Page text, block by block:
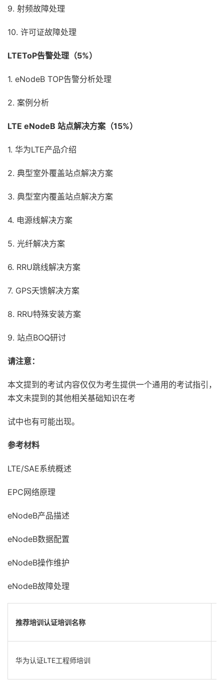
9. 射频故障处理
10. 许可证故障处理
LTEToP告警处理（5%）
1. eNodeB TOP告警分析处理
2. 案例分析
LTE eNodeB 站点解决方案（15%）
1. 华为LTE产品介绍
2. 典型室外覆盖站点解决方案
3. 典型室内覆盖站点解决方案
4. 电源线解决方案
5. 光纤解决方案
6. RRU跳线解决方案
7. GPS天馈解决方案
8. RRU特殊安装方案
9. 站点BOQ研讨
请注意：
本文提到的考试内容仅仅为考生提供一个通用的考试指引，
本文未提到的其他相关基础知识在考
试中也有可能出现。
参考材料
LTE/SAE系统概述
EPC网络原理
eNodeB产品描述
eNodeB数据配置
eNodeB操作维护
eNodeB故障处理
推荐培训认证培训名称
华为认证LTE工程师培训